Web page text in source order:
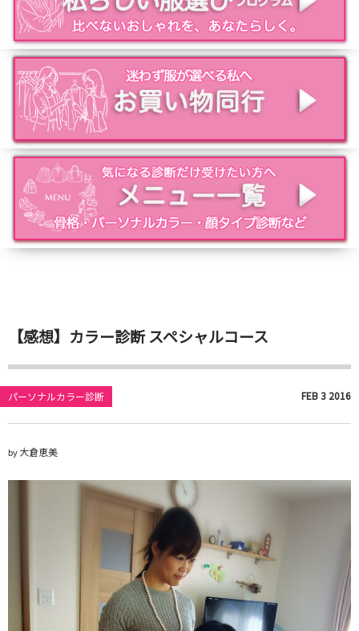
【感想】カラー診断 スペシャルコース
パーソナルカラー診断 FEB3 2016
by大倉恵美